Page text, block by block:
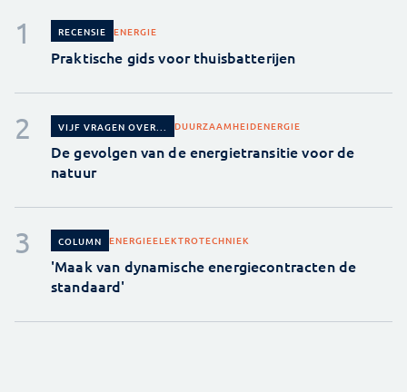
RECENSIE ENERGIE
Praktische gids voor thuisbatterijen
VIJF VRAGEN OVER... DUURZAAMHEIDENERGIE
De gevolgen van de energietransitie voor de
natuur
COLUMN ENERGIEELEKTROTECHNIEK
'Maak van dynamische energiecontracten de
standaard'